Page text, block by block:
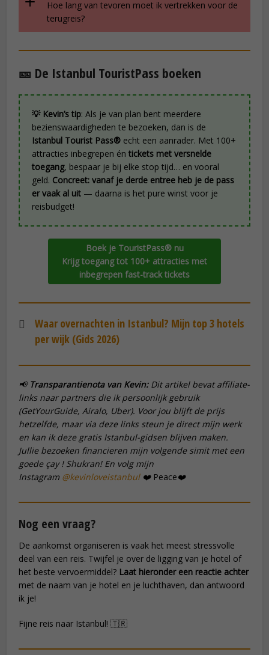
Hoe lang van tevoren moet ik vertrekken voor de
terugreis?
🎫 De Istanbul TouristPass boeken
💡 Kevin’s tip: Als je van plan bent meerdere
bezienswaardigheden te bezoeken, dan is de
Istanbul Tourist Pass® echt een aanrader. Met 100+
attracties inbegrepen éntickets met versnelde
toegang, bespaar je bij elke stop tijd… en vooral
geld. Concreet: vanaf je derde entree heb je de pass
er vaak al uit — daarna is het pure winst voor je
reisbudget!
Boek je TouristPass® nu
Krijg toegang tot 100+ attracties met
inbegrepen fast-track tickets
Waar overnachten in Istanbul? Mijn top 3 hotels
per wijk (Gids 2026)
📢 Transparantienota van Kevin:Dit artikel bevat affiliate-
links naar partners die ik persoonlijk gebruik
(GetYourGuide, Airalo, Uber). Voor jou blijft de prijs
hetzelfde, maar via deze links steun je direct mijn werk
en kan ik deze gratis Istanbul-gidsen blijven maken.
Jullie bezoeken financieren mijn volgende simitmet een
goede çay! Shukran! En volg mijn
Instagram @kevinloveistanbul❤️Peace❤️
Nog een vraag?
De aankomst organiseren is vaak het meest stressvolle
deel van een reis. Twijfel je over de ligging van je hotel of
het beste vervoermiddel? Laat hieronder een reactie achter
met de naam van je hotel en je luchthaven, dan antwoord
ik je!
Fijne reis naar Istanbul! 🇹🇷